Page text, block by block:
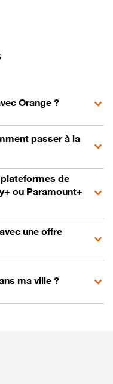
Orange ?
passer à la
de
ou Paramount+
une offre
ma ville ?